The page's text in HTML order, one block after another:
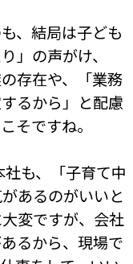
、結局は子ども
」の声がけ、
存在や、「業務
るから」と配慮
そですね。
も、「子育て中
あるのがいいと
変ですが、会社
るから、現場で